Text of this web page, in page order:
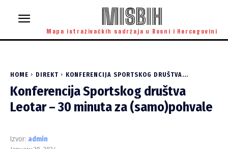
MISBIH
Mapa istraživačkih sadržaja u Bosni i Hercegovini
HOME DIREKT KONFERENCIJA SPORTSKOG DRUŠTVA...
Konferencija Sportskog društva
Leotar – 30 minuta za (samo)pohvale
Izvor: admin